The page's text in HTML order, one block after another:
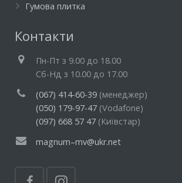
Гумова плитка
Контакти
Пн-Пт з 9.00 до 18.00
Cб-Нд з 10.00 до 17.00
(067) 414-60-39 (менеджер)
(050) 179-97-47 (Vodafone)
(097) 668 57 47 (Київстар)
magnum–mv@ukr.net